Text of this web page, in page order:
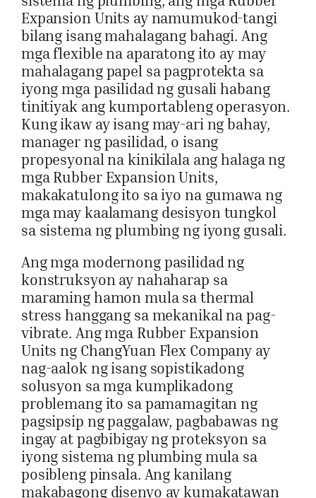
Expansion Units ay namumukod-tangi
bilang isang mahalagang bahagi. Ang
mga flexible na aparatong ito ay may
mahalagang papel sa pagprotekta sa
iyong mga pasilidad ng gusali habang
tinitiyak ang kumportableng operasyon.
Kung ikaw ay isang may-ari ng bahay,
manager ng pasilidad, o isang
propesyonal na kinikilala ang halaga ng
mga Rubber Expansion Units,
makakatulong ito sa iyo na gumawa ng
mga may kaalamang desisyon tungkol
sa sistema ng plumbing ng iyong gusali.
Ang mga modernong pasilidad ng
konstruksyon ay nahaharap sa
maraming hamon mula sa thermal
stress hanggang sa mekanikal na pag-
vibrate. Ang mga Rubber Expansion
Units ng ChangYuan Flex Company ay
nag-aalok ng isang sopistikadong
solusyon sa mga kumplikadong
problemang ito sa pamamagitan ng
pagsipsip ng paggalaw, pagbabawas ng
ingay at pagbibigay ng proteksyon sa
iyong sistema ng plumbing mula sa
posibleng pinsala. Ang kanilang
makabagong disenyo ay kumakatawan